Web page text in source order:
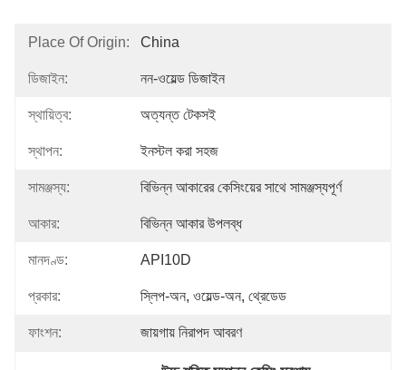
Place Of Origin: China
ডিজাইন: নন-ওয়েল্ড ডিজাইন
স্থায়িত্ব: অত্যন্ত টেকসই
স্থাপন: ইনস্টল করা সহজ
সামঞ্জস্য: বিভিন্ন আকারের কেসিংয়ের সাথে সামঞ্জস্যপূর্ণ
আকার: বিভিন্ন আকার উপলব্ধ
মানদণ্ড: API10D
প্রকার: স্লিপ-অন, ওয়েল্ড-অন, থ্রেডেড
ফাংশন: জায়গায় নিরাপদ আবরণ